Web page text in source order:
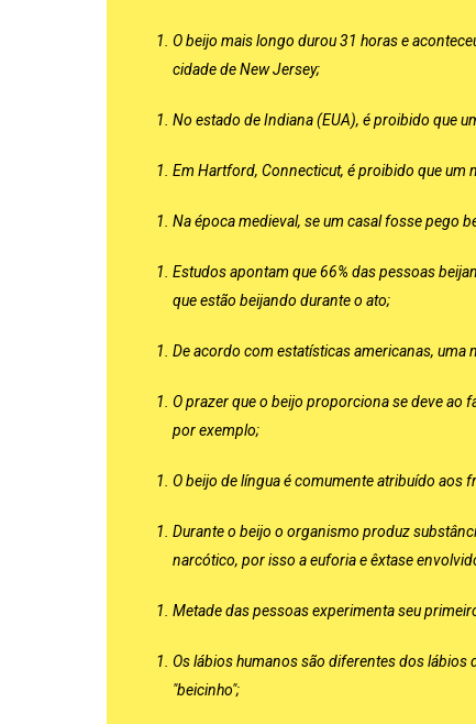
O beijo mais longo durou 31 horas e
cidade de New Jersey;
No estado de Indiana (EUA), é proibido que
Em Hartford, Connecticut, é proibido que um
Na época medieval, se um casal fosse pego
Estudos apontam que 66% das pessoas
que estão beijando durante o ato;
De acordo com estatísticas americanas, uma
O prazer que o beijo proporciona se deve ao
por exemplo;
O beijo de língua é comumente atribuído aos
Durante o beijo o organismo produz
narcótico, por isso a euforia e êxtase
Metade das pessoas experimenta seu
Os lábios humanos são diferentes dos
"beicinho";